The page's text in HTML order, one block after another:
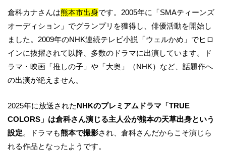
倉科カナさんは熊本市出身です。2005年に「SMAティーンズ
オーディション」でグランプリを獲得し、俳優活動を開始し
ました。2009年のNHK連続テレビ小説「ウェルかめ」でヒロ
インに抜擢されて以降、多数のドラマに出演しています。ド
ラマ・映画「推しの子」や「大奥」（NHK）など、話題作へ
の出演が絶えません。
2025年に放送されたNHKのプレミアムドラマ「TRUE
COLORS」は倉科さん演じる主人公が熊本の天草出身という
設定。ドラマも熊本で撮影され、倉科さんだからこそ演じら
れる作品となったようです。